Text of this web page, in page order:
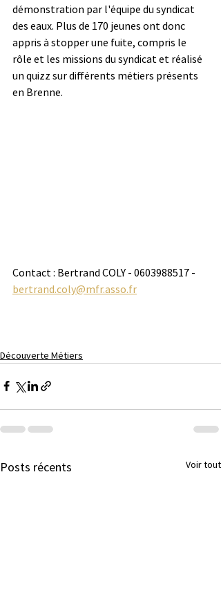
démonstration par l'équipe du syndicat
des eaux. Plus de 170 jeunes ont donc
appris à stopper une fuite, compris le
rôle et les missions du syndicat et réalisé
un quizz sur différents métiers présents
en Brenne.
Contact : Bertrand COLY - 0603988517 -
bertrand.coly@mfr.asso.fr
Découverte Métiers
Posts récents Voir tout